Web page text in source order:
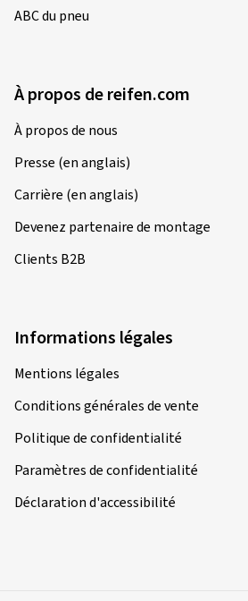
ABC du pneu
À propos de reifen.com
À propos de nous
Presse (en anglais)
Carrière (en anglais)
Devenez partenaire de montage
Clients B2B
Informations légales
Mentions légales
Conditions générales de vente
Politique de confidentialité
Paramètres de confidentialité
Déclaration d'accessibilité